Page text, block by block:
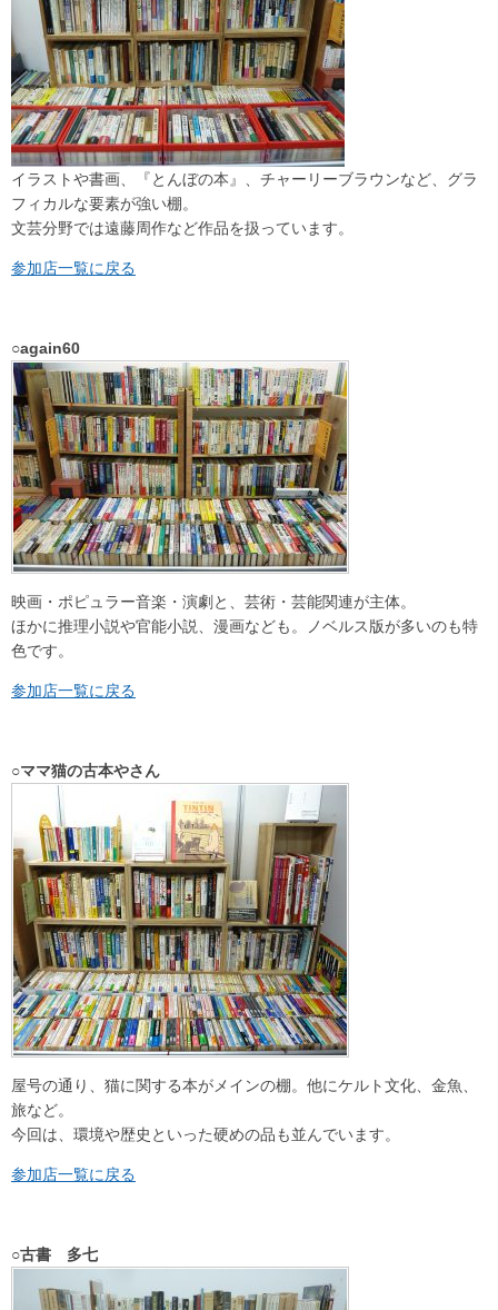
イラストや書画、『とんぼの本』、チャーリーブラウンなど、グラ
フィカルな要素が強い棚。
文芸分野では遠藤周作など作品を扱っています。
参加店一覧に戻る
○again60
映画・ポピュラー音楽・演劇と、芸術・芸能関連が主体。
ほかに推理小説や官能小説、漫画なども。ノベルス版が多いのも特
色です。
参加店一覧に戻る
○ママ猫の古本やさん
屋号の通り、猫に関する本がメインの棚。他にケルト文化、金魚、
旅など。
今回は、環境や歴史といった硬めの品も並んでいます。
参加店一覧に戻る
○古書 多七